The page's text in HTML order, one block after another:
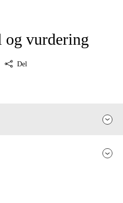
og vurdering
Del